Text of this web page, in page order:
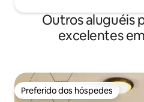
Outros aluguéis
excelentes
Preferido dos hóspedes
Preferido dos hóspedes